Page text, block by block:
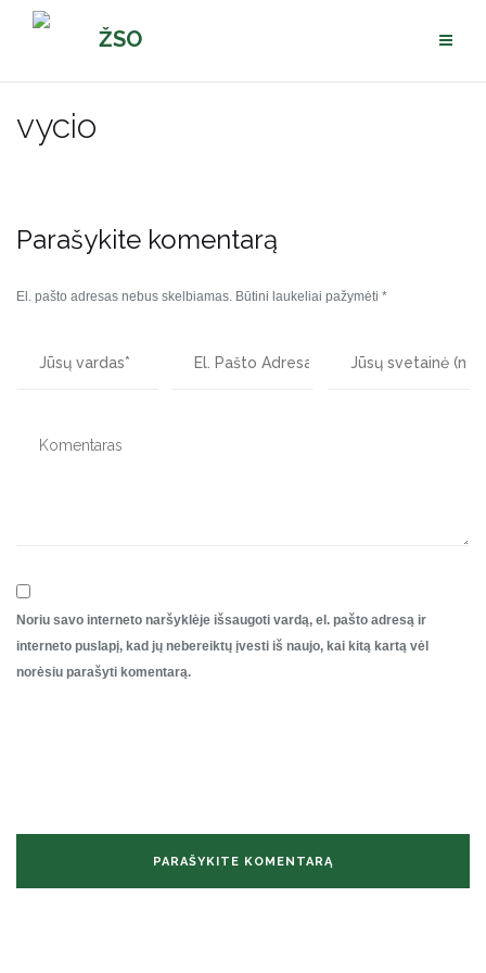
Pereiti
ŽSO
vycio
Parašykite komentarą
El. pašto adresas nebus skelbiamas. Būtini laukeliai pažymėti *
Noriu savo interneto naršyklėje išsaugoti vardą, el. pašto adresą ir
interneto puslapį, kad jų nebereiktų įvesti iš naujo, kai kitą kartą vėl
norėsiu parašyti komentarą.